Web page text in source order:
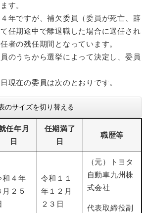
す。
年ですが、補欠委員（委員が死亡、辞
任期途中で離退職した場合に選任され
者の残任期間となっています。
のうちから選挙によって決定し、委員
現在の委員は次のとおりです。
のサイズを切り替える
任年月
日
任期満了
日
職歴等
和４年
月２５
令和１１
年１２月
２３日
（元）トヨタ
自動車九州株
式会社
代表取締役副